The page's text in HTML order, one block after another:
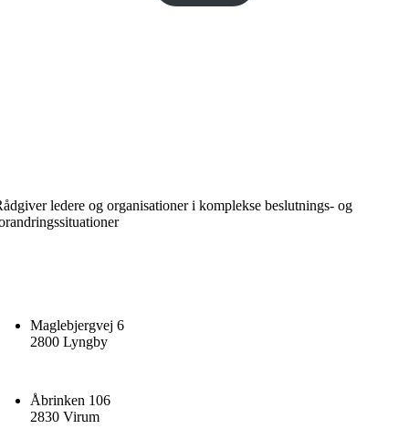
ledere og organisationer i komplekse beslutnings- og
Maglebjergvej 6
2800 Lyngby
Åbrinken 106
2830 Virum